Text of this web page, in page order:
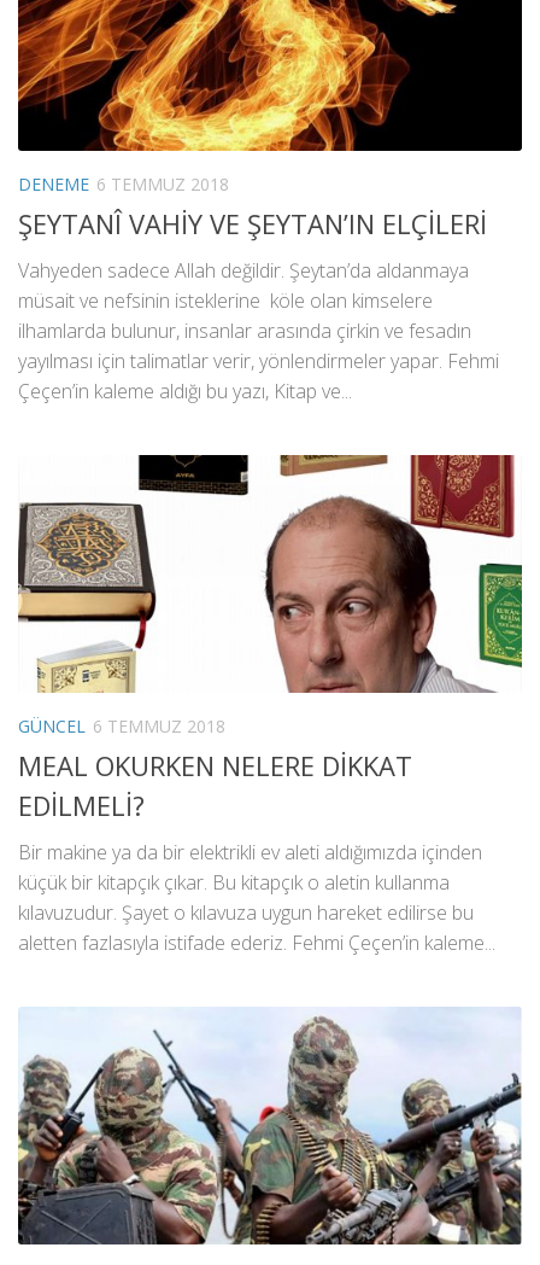
DENEME 6 TEMMUZ 2018
ŞEYTANÎ VAHİY VE ŞEYTAN’IN ELÇİLERİ
Vahyeden sadece Allah değildir. Şeytan’da aldanmaya
müsait ve nefsinin isteklerine köle olan kimselere
ilhamlarda bulunur, insanlar arasında çirkin ve fesadın
yayılması için talimatlar verir, yönlendirmeler yapar. Fehmi
Çeçen’in kaleme aldığı bu yazı, Kitap ve...
GÜNCEL 6 TEMMUZ 2018
MEAL OKURKEN NELERE DİKKAT
EDİLMELİ?
Bir makine ya da bir elektrikli ev aleti aldığımızda içinden
küçük bir kitapçık çıkar. Bu kitapçık o aletin kullanma
kılavuzudur. Şayet o kılavuza uygun hareket edilirse bu
aletten fazlasıyla istifade ederiz. Fehmi Çeçen’in kaleme...